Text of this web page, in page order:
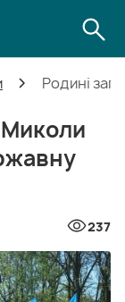
Родині
Миколи
237